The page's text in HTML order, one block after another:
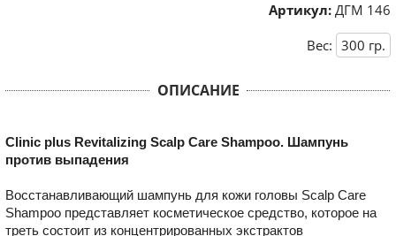
Артикул: ДГМ 146
Вес: 300 гр.
ОПИСАНИЕ
Clinic plus Revitalizing Scalp Care Shampoo. Шампунь
против выпадения
Восстанавливающий шампунь для кожи головы Scalp Care
Shampoo представляет косметическое средство, которое на
треть состоит из концентрированных экстрактов